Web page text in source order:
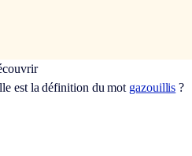
est la définition du mot gazouillis ?